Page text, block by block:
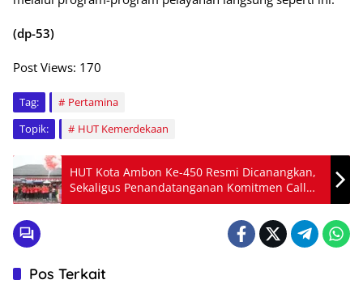
(dp-53)
Post Views: 170
Tag:
Pertamina
Topik:
HUT Kemerdekaan
HUT Kota Ambon Ke-450 Resmi Dicanangkan,
Sekaligus Penandatanganan Komitmen Call
Center 112
Pos Terkait